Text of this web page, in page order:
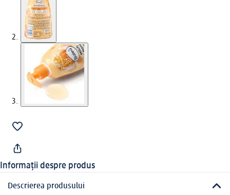
Informații despre produs
Descrierea produsului